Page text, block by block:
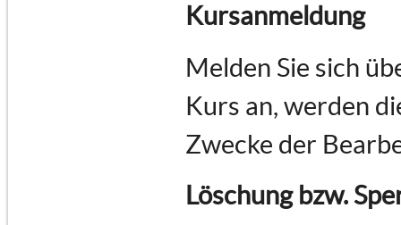
Kursanmeldung
Melden Sie sich
Kurs an, werden
Zwecke der
Löschung bzw.